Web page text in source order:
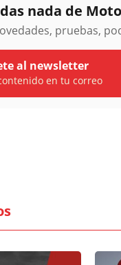
nada de
pruebas,
al newsletter
en tu correo